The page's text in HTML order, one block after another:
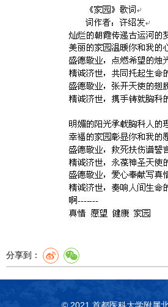
分享到：
© 2021 首都医科大学附属